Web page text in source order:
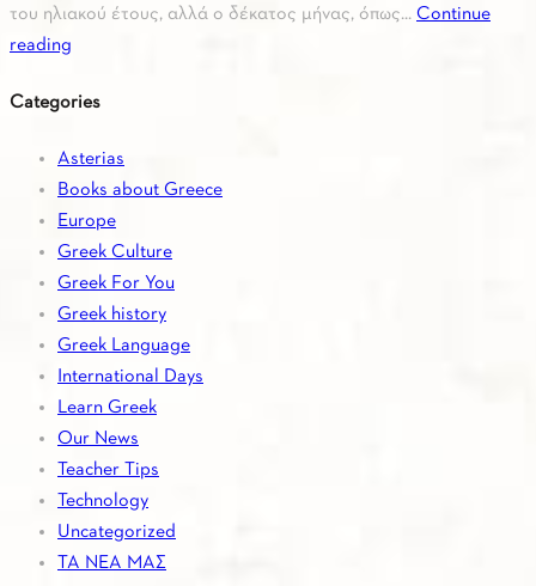
του ηλιακού έτους, αλλά ο δέκατος μήνας, όπως... Continue
reading
Categories
Asterias
Books about Greece
Europe
Greek Culture
Greek For You
Greek history
Greek Language
International Days
Learn Greek
Our News
Teacher Tips
Technology
Uncategorized
ΤΑ ΝΕΑ ΜΑΣ